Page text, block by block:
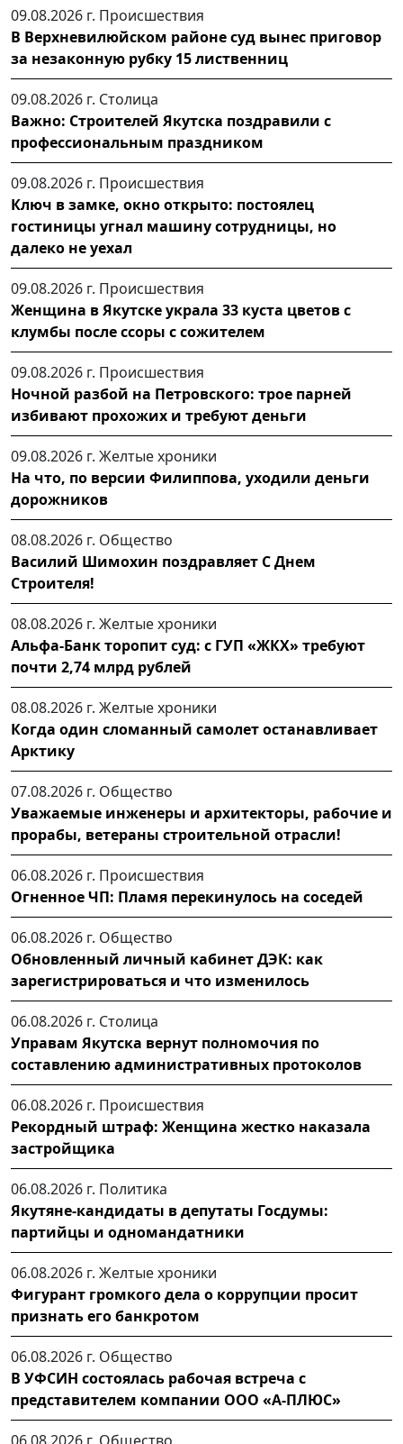
09.08.2026 г. Происшествия
В Верхневилюйском районе суд вынес приговор
за незаконную рубку 15 лиственниц
09.08.2026 г. Столица
Важно: Строителей Якутска поздравили с
профессиональным праздником
09.08.2026 г. Происшествия
Ключ в замке, окно открыто: постоялец
гостиницы угнал машину сотрудницы, но
далеко не уехал
09.08.2026 г. Происшествия
Женщина в Якутске украла 33 куста цветов с
клумбы после ссоры с сожителем
09.08.2026 г. Происшествия
Ночной разбой на Петровского: трое парней
избивают прохожих и требуют деньги
09.08.2026 г. Желтые хроники
На что, по версии Филиппова, уходили деньги
дорожников
08.08.2026 г. Общество
Василий Шимохин поздравляет С Днем
Строителя!
08.08.2026 г. Желтые хроники
Альфа-Банк торопит суд: с ГУП «ЖКХ» требуют
почти 2,74 млрд рублей
08.08.2026 г. Желтые хроники
Когда один сломанный самолет останавливает
Арктику
07.08.2026 г. Общество
Уважаемые инженеры и архитекторы, рабочие и
прорабы, ветераны строительной отрасли!
06.08.2026 г. Происшествия
Огненное ЧП: Пламя перекинулось на соседей
06.08.2026 г. Общество
Обновленный личный кабинет ДЭК: как
зарегистрироваться и что изменилось
06.08.2026 г. Столица
Управам Якутска вернут полномочия по
составлению административных протоколов
06.08.2026 г. Происшествия
Рекордный штраф: Женщина жестко наказала
застройщика
06.08.2026 г. Политика
Якутяне-кандидаты в депутаты Госдумы:
партийцы и одномандатники
06.08.2026 г. Желтые хроники
Фигурант громкого дела о коррупции просит
признать его банкротом
06.08.2026 г. Общество
В УФСИН состоялась рабочая встреча с
представителем компании ООО «А-ПЛЮС»